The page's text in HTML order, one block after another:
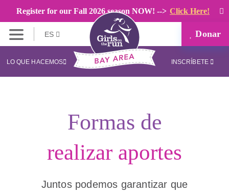
Register for our Fall 2026 season NOW! --> Click Here!
ES Donar
LO QUE HACEMOS INSCRÍBETE
Formas de
realizar aportes
Juntos podemos garantizar que